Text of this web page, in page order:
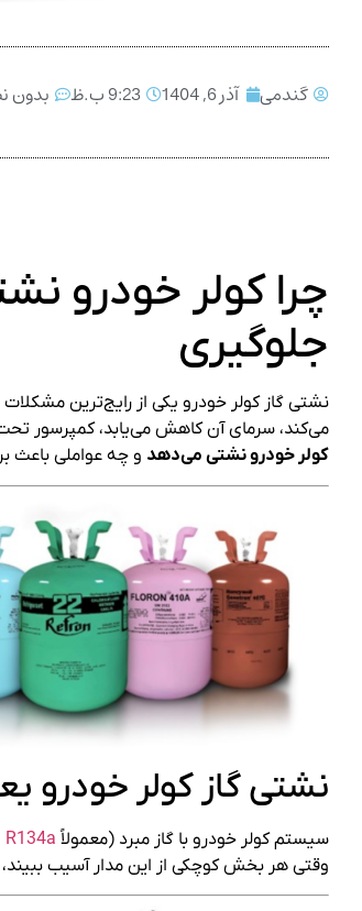
گندمی آذر 6, 1404 9:23 ب.ظ بدون
چرا کولر خودرو
جلوگیری
نشتی گاز کولر خودرو یکی از رایج‌ترین
می‌کند، سرمای آن کاهش می‌یابد، کمپرسور
کولر خودرو نشتی می‌دهد و چه عواملی باعث
نشتی گاز کولر خودرو
سیستم کولر خودرو با گاز مبرد (معمولاً R134a
وقتی هر بخش کوچکی از این مدار آسیب ببیند،